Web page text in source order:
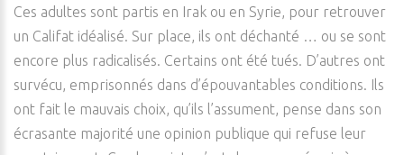
Ces adultes sont partis en Irak ou en Syrie, pour retrouver
un Califat idéalisé. Sur place, ils ont déchanté … ou se sont
encore plus radicalisés. Certains ont été tués. D’autres ont
survécu, emprisonnés dans d’épouvantables conditions. Ils
ont fait le mauvais choix, qu’ils l’assument, pense dans son
écrasante majorité une opinion publique qui refuse leur